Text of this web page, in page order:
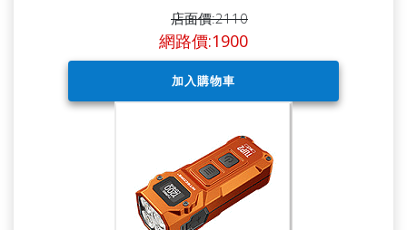
店面價:2110
網路價:1900